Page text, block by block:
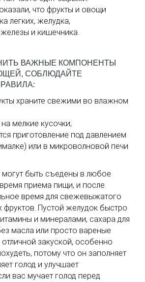
что фрукты и овощи
легких, желудка,
и кишечника.
ВАЖНЫЕ КОМПОНЕНТЫ
СОБЛЮДАЙТЕ
храните свежими во влажном
мелкие кусочки;
приготовление под давлением
или в микроволновой печи
быть съедены в любое
приема пищи, и после.
время для свежевыжатого
фруктов. Пустой желудок быстро
и минералами, сахара для
масла или просто вареные
закуской, особенно
потому что он заполняет
голод и улучшает
вас мучает голод перед